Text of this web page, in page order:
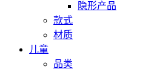
隐形产品
款式
材质
儿童
品类